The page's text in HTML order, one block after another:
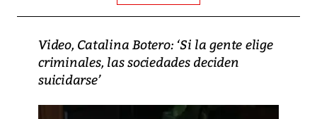
Video, Catalina Botero: ‘Si la gente elige
criminales, las sociedades deciden
suicidarse’